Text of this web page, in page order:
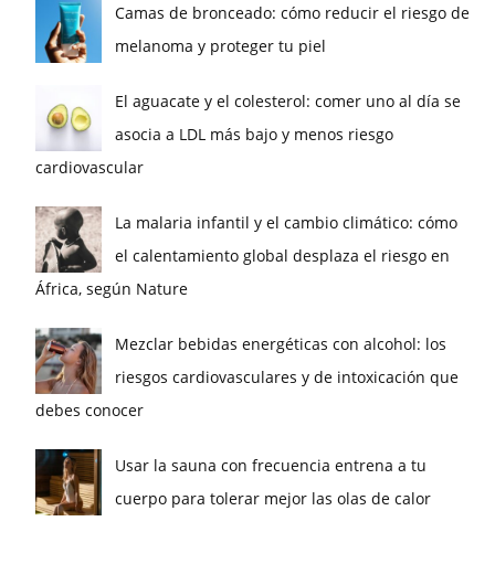
Camas de bronceado: cómo reducir el riesgo de
melanoma y proteger tu piel
El aguacate y el colesterol: comer uno al día se
asocia a LDL más bajo y menos riesgo
cardiovascular
La malaria infantil y el cambio climático: cómo
el calentamiento global desplaza el riesgo en
África, según Nature
Mezclar bebidas energéticas con alcohol: los
riesgos cardiovasculares y de intoxicación que
debes conocer
Usar la sauna con frecuencia entrena a tu
cuerpo para tolerar mejor las olas de calor